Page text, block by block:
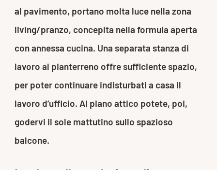
al pavimento, portano molta luce nella zona
living/pranzo, concepita nella formula aperta
con annessa cucina. Una separata stanza di
lavoro al pianterreno offre sufficiente spazio,
per poter continuare indisturbati a casa il
lavoro d’ufficio. Al piano attico potete, poi,
godervi il sole mattutino sullo spazioso
balcone.